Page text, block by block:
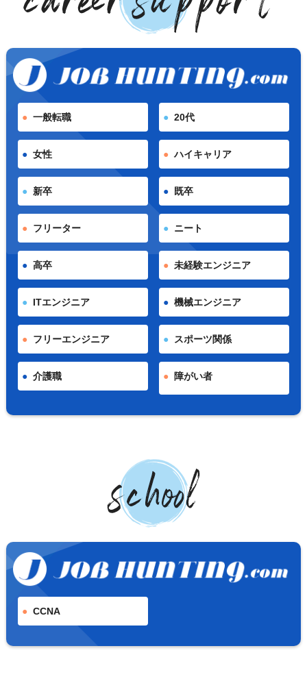
一般転職 20代
女性 ハイキャリア
新卒 既卒
フリーター ニート
高卒 未経験エンジニア
ITエンジニア 機械エンジニア
フリーエンジニア スポーツ関係
介護職 障がい者
CCNA